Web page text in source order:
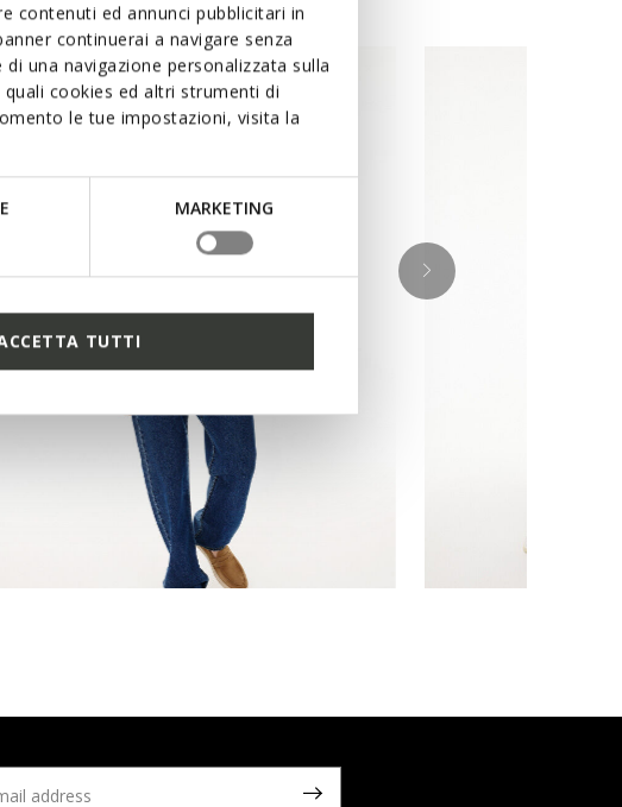
contenuti ed annunci pubblicitari in
continuerai a navigare senza
una navigazione personalizzata sulla
cookies ed altri strumenti di
le tue impostazioni, visita la
MARKETING
TUTTI